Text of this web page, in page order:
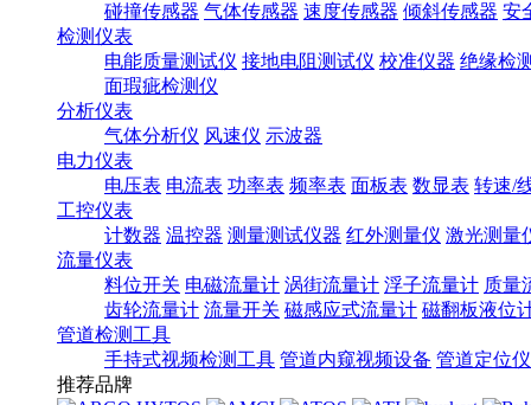
碰撞传感器 气体传感器 速度传感器 倾斜传感器 安
检测仪表
电能质量测试仪 接地电阻测试仪 校准仪器 绝缘检
面瑕疵检测仪
分析仪表
气体分析仪 风速仪 示波器
电力仪表
电压表 电流表 功率表 频率表 面板表 数显表 转速/
工控仪表
计数器 温控器 测量测试仪器 红外测量仪 激光测量
流量仪表
料位开关 电磁流量计 涡街流量计 浮子流量计 质量
齿轮流量计 流量开关 磁感应式流量计 磁翻板液位
管道检测工具
手持式视频检测工具 管道内窥视频设备 管道定位仪
推荐品牌